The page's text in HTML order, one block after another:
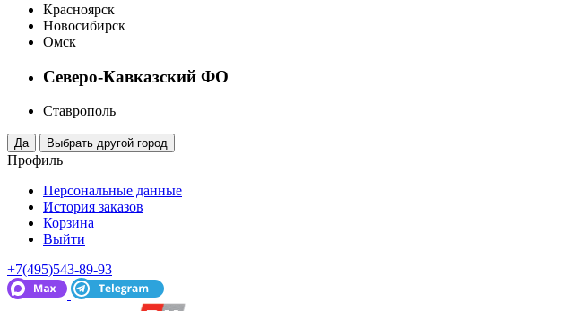
Красноярск
Новосибирск
Омск
Северо-Кавказский ФО
Ставрополь
Профиль
Персональные данные
История заказов
Корзина
Выйти
+7(495)543-89-93